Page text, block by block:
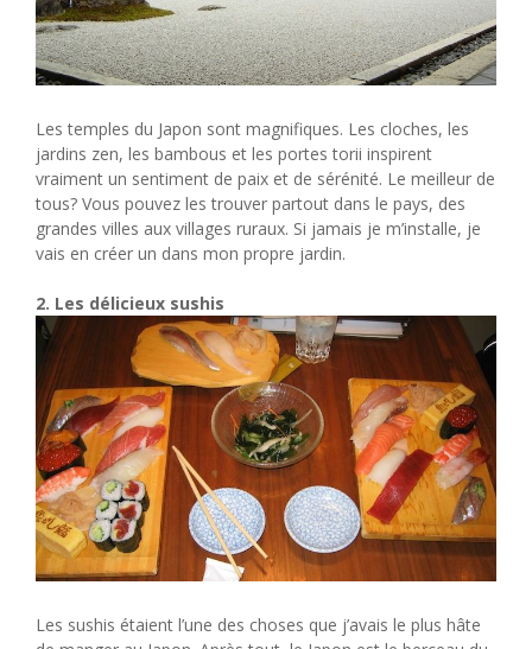
Les temples du Japon sont magnifiques. Les cloches, les
jardins zen, les bambous et les portes torii inspirent
vraiment un sentiment de paix et de sérénité. Le meilleur de
tous? Vous pouvez les trouver partout dans le pays, des
grandes villes aux villages ruraux. Si jamais je m’installe, je
vais en créer un dans mon propre jardin.
2. Les délicieux sushis
Les sushis étaient l’une des choses que j’avais le plus hâte